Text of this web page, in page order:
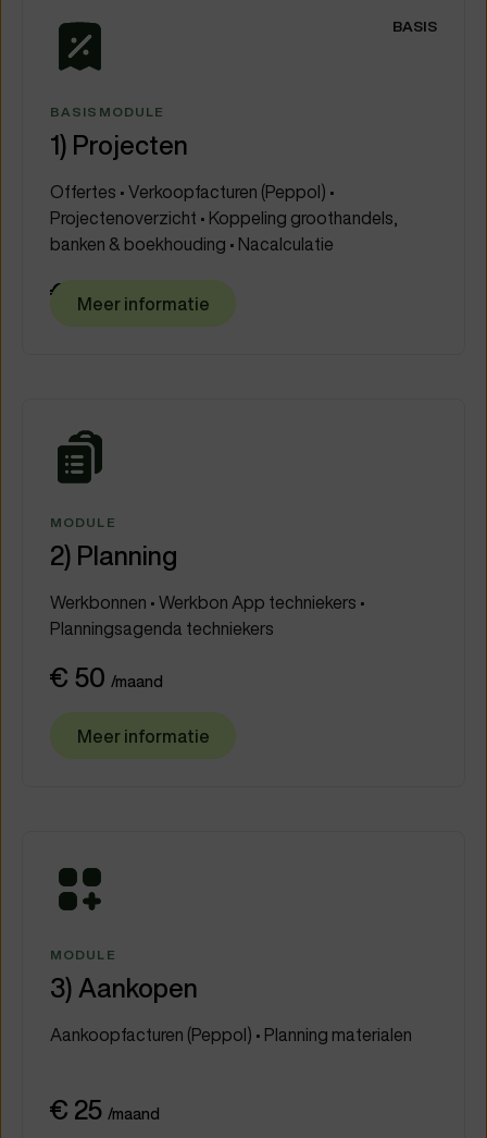
BASIS
BASISMODULE
1) Projecten
Offertes • Verkoopfacturen (Peppol) •
Projectenoverzicht • Koppeling groothandels,
banken & boekhouding • Nacalculatie
€ 50/maand
Meer informatie
MODULE
2) Planning
Werkbonnen • Werkbon App techniekers •
Planningsagenda techniekers
€ 50 /maand
Meer informatie
MODULE
3) Aankopen
Aankoopfacturen (Peppol) • Planning materialen
€ 25 /maand